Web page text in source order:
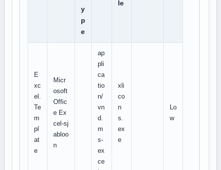
y
p
e
le
E
xc
el.
Te
m
pl
at
e
Micr
osoft
Offic
e Ex
cel-sj
abloo
n
ap
pli
ca
tio
n/
vn
d.
m
s-
ex
ce
xli
co
n
s.
ex
e
Lo
w